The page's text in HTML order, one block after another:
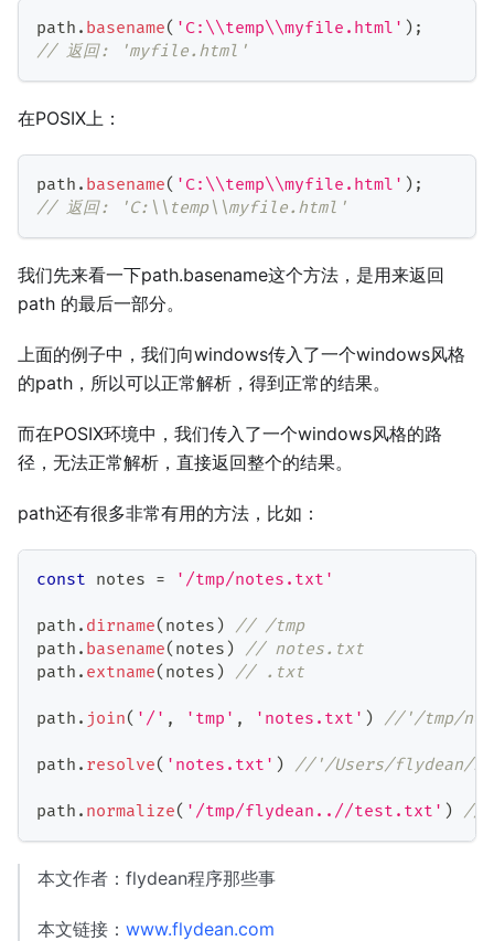
path . basename( 'C:\\temp\\myfile.html' ) ;
// 返回: 'myfile.html'
在POSIX上：
path . basename( 'C:\\temp\\myfile.html' ) ;
// 返回: 'C:\\temp\\myfile.html'
我们先来看一下path.basename这个方法，是用来返回
path 的最后一部分。
上面的例子中，我们向windows传入了一个windows风格
的path，所以可以正常解析，得到正常的结果。
而在POSIX环境中，我们传入了一个windows风格的路
径，无法正常解析，直接返回整个的结果。
path还有很多非常有用的方法，比如：
const notes = '/tmp/notes.txt'
path . dirname( notes ) // /tmp
path . basename( notes ) // notes.txt
path . extname( notes ) // .txt
path . join( '/' , 'tmp' , 'notes.txt' ) //'/tmp/
path . resolve( 'notes.txt' ) //'/Users/flydean/
path . normalize( '/tmp/flydean..//test.txt' ) ///
本文作者：flydean程序那些事
本文链接： www.flydean.com